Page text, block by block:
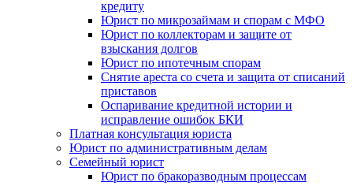
кредиту
Юрист по микрозаймам и спорам с МФО
Юрист по коллекторам и защите от
взыскания долгов
Юрист по ипотечным спорам
Снятие ареста со счета и защита от списаний
приставов
Оспаривание кредитной истории и
исправление ошибок БКИ
Платная консультация юриста
Юрист по административным делам
Семейный юрист
Юрист по бракоразводным процессам